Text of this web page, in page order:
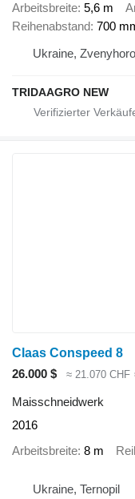
Arbeitsbreite 5,6 m
Reihenabstand 700
Ukraine,
TRIDAAGRO NEW
Claas Conspeed 8
26.000 $
≈ 21.070 CHF
Maisschneidwerk
2016
Arbeitsbreite 8 m
Ukraine, Ternopil